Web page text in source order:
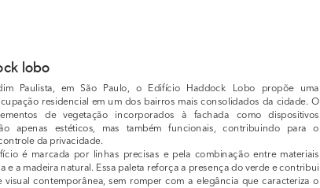
lobo
Paulista, em São Paulo, o Edifício Haddock Lobo propõe uma
residencial em um dos bairros mais consolidados da cidade. O
de vegetação incorporados à fachada como dispositivos
apenas estéticos, mas também funcionais, contribuindo para o
da privacidade.
é marcada por linhas precisas e pela combinação entre materiais
e a madeira natural. Essa paleta reforça a presença do verde e contribui
visual contemporânea, sem romper com a elegância que caracteriza o